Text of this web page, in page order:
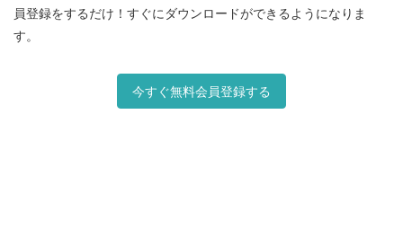
員登録をするだけ！すぐにダウンロードができるようになりま
す。
今すぐ無料会員登録する